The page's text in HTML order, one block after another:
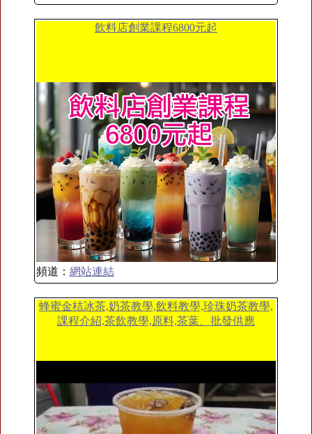
飲料店創業課程6800元起
頻道： 網站連結
蜂蜜金桔冰茶,奶茶教學,飲料教學,珍珠奶茶教學,
課程介紹,茶飲教學,原料,茶葉、批發供應